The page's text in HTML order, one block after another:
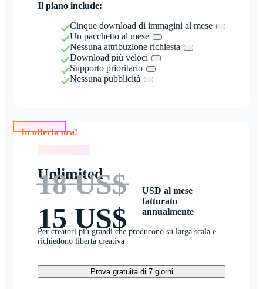
Il piano include:
Cinque download di immagini al mese
Un pacchetto al mese
Nessuna attribuzione richiesta
Download più veloci
Supporto prioritario
Nessuna pubblicità
Unlimited
18 US$
15 US$
USD al mese
fatturato
annualmente
Per creatori più grandi che producono su larga scala e
richiedono libertà creativa
Prova gratuita di 7 giorni